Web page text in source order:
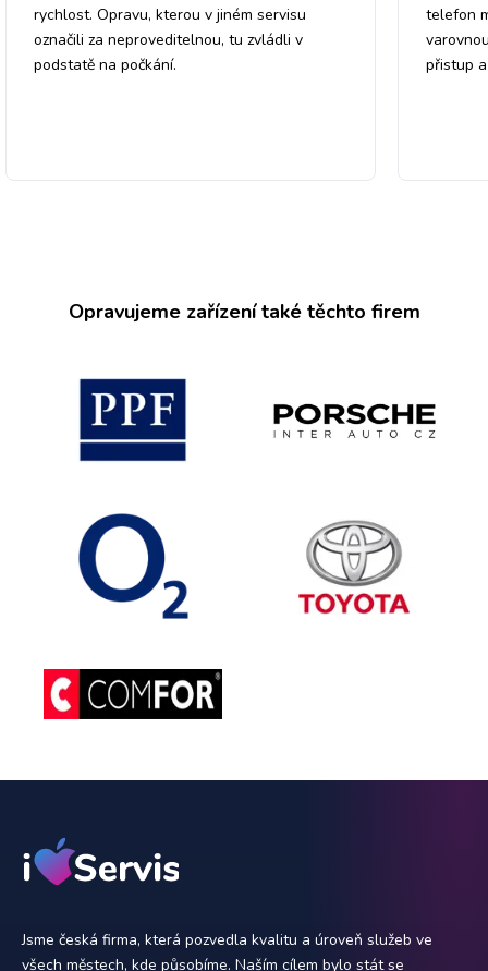
rychlost. Opravu, kterou v jiném servisu
označili za neproveditelnou, tu zvládli v
podstatě na počkání.
telefon
přistup
Opravujeme zařízení také těchto firem
Jsme česká firma, která pozvedla kvalitu a úroveň služeb ve
všech městech, kde působíme. Naším cílem bylo stát se